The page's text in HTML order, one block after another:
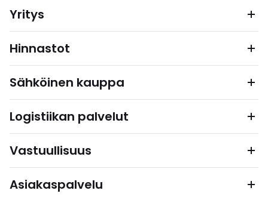
Yritys
Hinnastot
Sähköinen kauppa
Logistiikan palvelut
Vastuullisuus
Asiakaspalvelu